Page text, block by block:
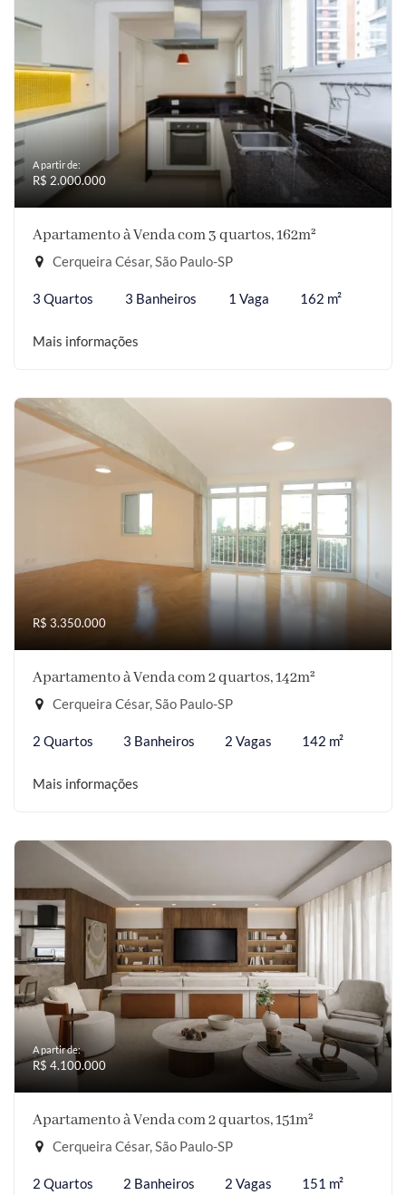
A partir de:
R$ 2.000.000
Apartamento à Venda com 3 quartos, 162m²
Cerqueira César, São Paulo-SP
3 Quartos 3 Banheiros 1 Vaga 162 m²
Mais informações
R$ 3.350.000
Apartamento à Venda com 2 quartos, 142m²
Cerqueira César, São Paulo-SP
2 Quartos 3 Banheiros 2 Vagas 142 m²
Mais informações
A partir de:
R$ 4.100.000
Apartamento à Venda com 2 quartos, 151m²
Cerqueira César, São Paulo-SP
2 Quartos 2 Banheiros 2 Vagas 151 m²